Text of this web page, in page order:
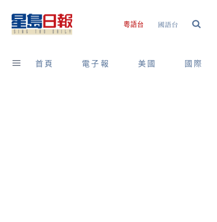
content
粵語台 國語台
首頁 電子報 美國 國際